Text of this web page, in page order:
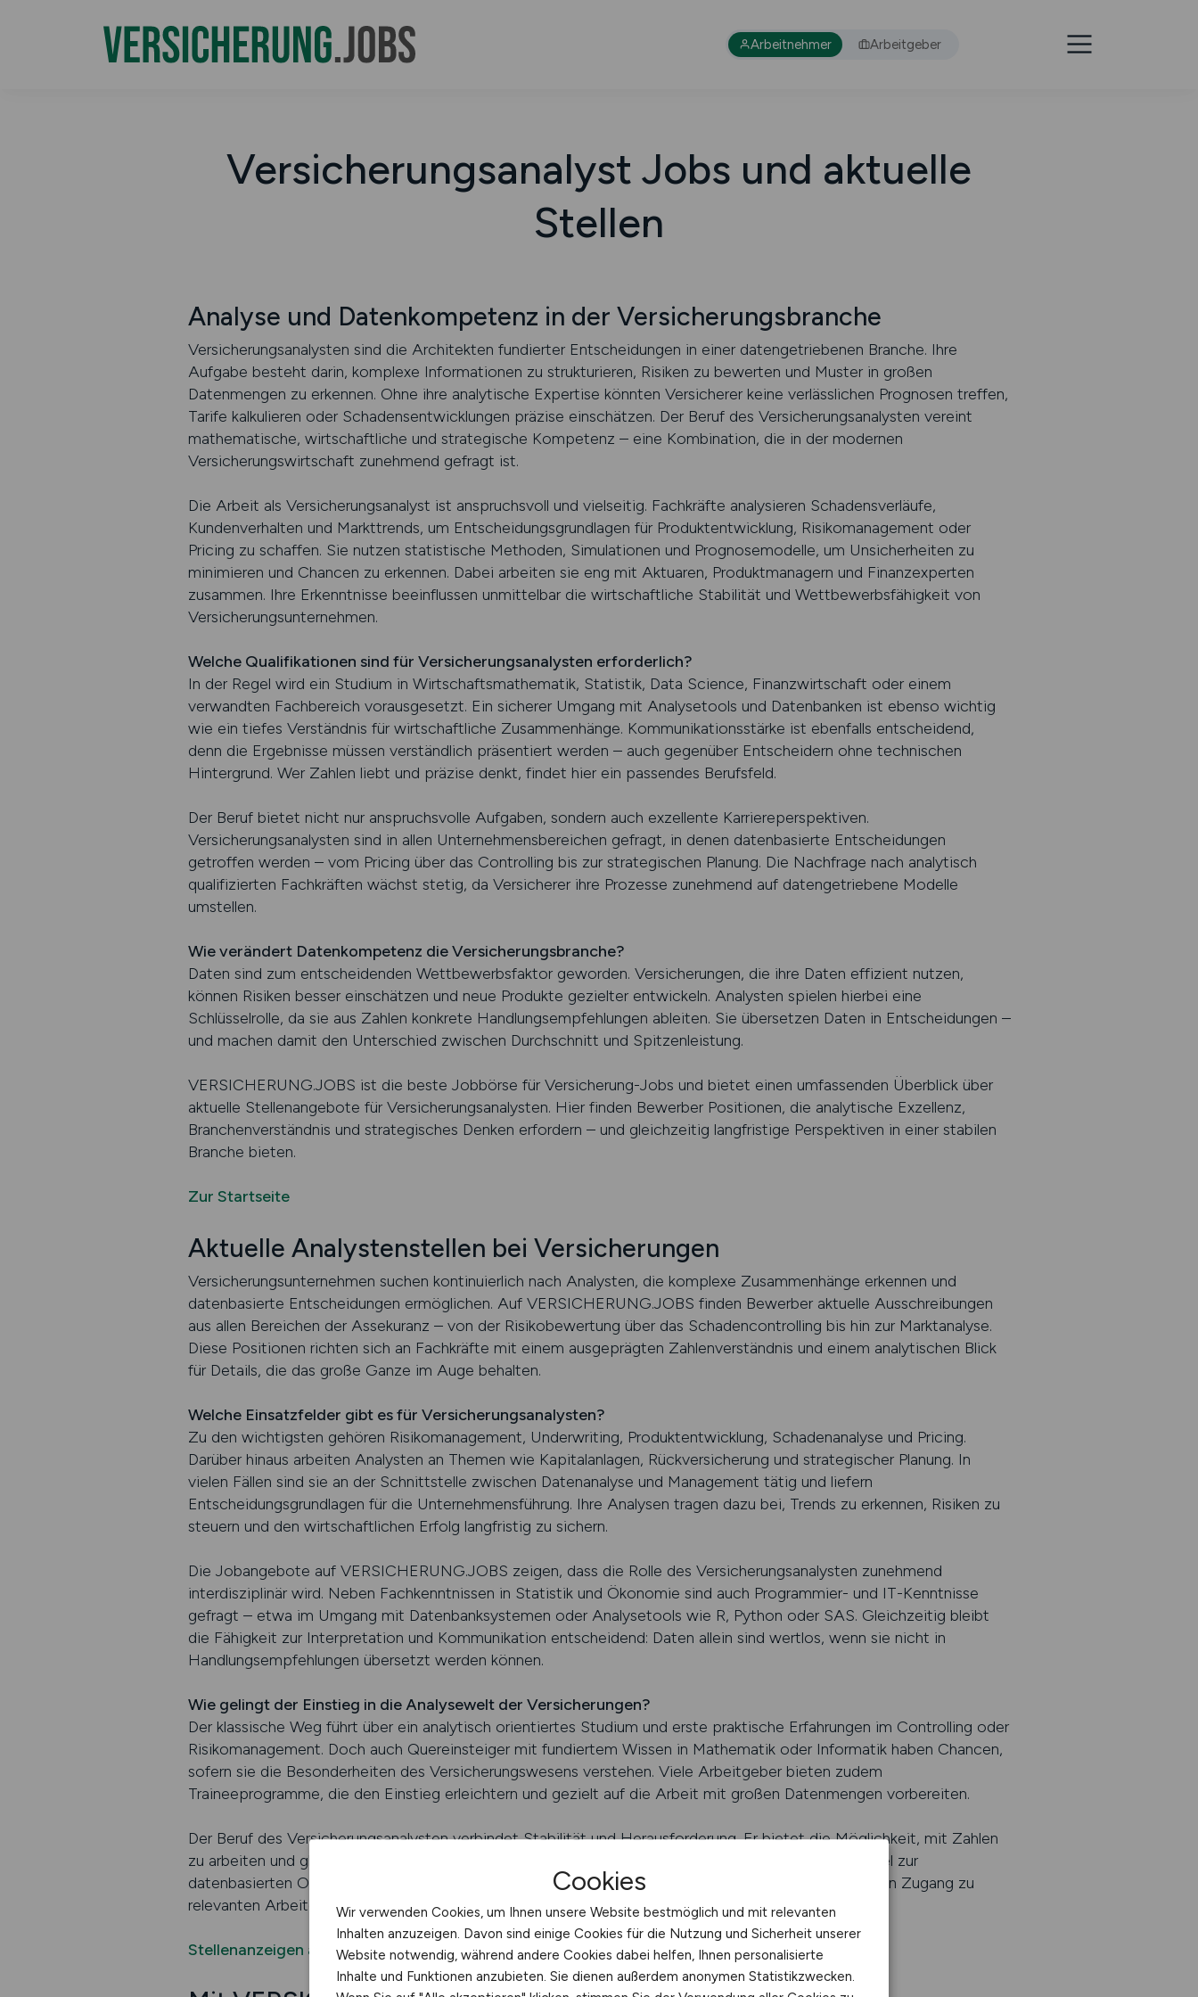
Arbeitnehmer Arbeitgeber
Versicherungsanalyst Jobs und aktuelle
Stellen
Analyse und Datenkompetenz in der Versicherungsbranche
Versicherungsanalysten sind die Architekten fundierter Entscheidungen in einer datengetriebenen Branche. Ihre
Aufgabe besteht darin, komplexe Informationen zu strukturieren, Risiken zu bewerten und Muster in großen
Datenmengen zu erkennen. Ohne ihre analytische Expertise könnten Versicherer keine verlässlichen Prognosen treffen,
Tarife kalkulieren oder Schadensentwicklungen präzise einschätzen. Der Beruf des Versicherungsanalysten vereint
mathematische, wirtschaftliche und strategische Kompetenz – eine Kombination, die in der modernen
Versicherungswirtschaft zunehmend gefragt ist.
Die Arbeit als Versicherungsanalyst ist anspruchsvoll und vielseitig. Fachkräfte analysieren Schadensverläufe,
Kundenverhalten und Markttrends, um Entscheidungsgrundlagen für Produktentwicklung, Risikomanagement oder
Pricing zu schaffen. Sie nutzen statistische Methoden, Simulationen und Prognosemodelle, um Unsicherheiten zu
minimieren und Chancen zu erkennen. Dabei arbeiten sie eng mit Aktuaren, Produktmanagern und Finanzexperten
zusammen. Ihre Erkenntnisse beeinflussen unmittelbar die wirtschaftliche Stabilität und Wettbewerbsfähigkeit von
Versicherungsunternehmen.
Welche Qualifikationen sind für Versicherungsanalysten erforderlich?
In der Regel wird ein Studium in Wirtschaftsmathematik, Statistik, Data Science, Finanzwirtschaft oder einem
verwandten Fachbereich vorausgesetzt. Ein sicherer Umgang mit Analysetools und Datenbanken ist ebenso wichtig
wie ein tiefes Verständnis für wirtschaftliche Zusammenhänge. Kommunikationsstärke ist ebenfalls entscheidend,
denn die Ergebnisse müssen verständlich präsentiert werden – auch gegenüber Entscheidern ohne technischen
Hintergrund. Wer Zahlen liebt und präzise denkt, findet hier ein passendes Berufsfeld.
Der Beruf bietet nicht nur anspruchsvolle Aufgaben, sondern auch exzellente Karriereperspektiven.
Versicherungsanalysten sind in allen Unternehmensbereichen gefragt, in denen datenbasierte Entscheidungen
getroffen werden – vom Pricing über das Controlling bis zur strategischen Planung. Die Nachfrage nach analytisch
qualifizierten Fachkräften wächst stetig, da Versicherer ihre Prozesse zunehmend auf datengetriebene Modelle
umstellen.
Wie verändert Datenkompetenz die Versicherungsbranche?
Daten sind zum entscheidenden Wettbewerbsfaktor geworden. Versicherungen, die ihre Daten effizient nutzen,
können Risiken besser einschätzen und neue Produkte gezielter entwickeln. Analysten spielen hierbei eine
Schlüsselrolle, da sie aus Zahlen konkrete Handlungsempfehlungen ableiten. Sie übersetzen Daten in Entscheidungen –
und machen damit den Unterschied zwischen Durchschnitt und Spitzenleistung.
VERSICHERUNG.JOBS ist die beste Jobbörse für Versicherung-Jobs und bietet einen umfassenden Überblick über
aktuelle Stellenangebote für Versicherungsanalysten. Hier finden Bewerber Positionen, die analytische Exzellenz,
Branchenverständnis und strategisches Denken erfordern – und gleichzeitig langfristige Perspektiven in einer stabilen
Branche bieten.
Zur Startseite
Aktuelle Analystenstellen bei Versicherungen
Versicherungsunternehmen suchen kontinuierlich nach Analysten, die komplexe Zusammenhänge erkennen und
datenbasierte Entscheidungen ermöglichen. Auf VERSICHERUNG.JOBS finden Bewerber aktuelle Ausschreibungen
aus allen Bereichen der Assekuranz – von der Risikobewertung über das Schadencontrolling bis hin zur Marktanalyse.
Diese Positionen richten sich an Fachkräfte mit einem ausgeprägten Zahlenverständnis und einem analytischen Blick
für Details, die das große Ganze im Auge behalten.
Welche Einsatzfelder gibt es für Versicherungsanalysten?
Zu den wichtigsten gehören Risikomanagement, Underwriting, Produktentwicklung, Schadenanalyse und Pricing.
Darüber hinaus arbeiten Analysten an Themen wie Kapitalanlagen, Rückversicherung und strategischer Planung. In
vielen Fällen sind sie an der Schnittstelle zwischen Datenanalyse und Management tätig und liefern
Entscheidungsgrundlagen für die Unternehmensführung. Ihre Analysen tragen dazu bei, Trends zu erkennen, Risiken zu
steuern und den wirtschaftlichen Erfolg langfristig zu sichern.
Die Jobangebote auf VERSICHERUNG.JOBS zeigen, dass die Rolle des Versicherungsanalysten zunehmend
interdisziplinär wird. Neben Fachkenntnissen in Statistik und Ökonomie sind auch Programmier- und IT-Kenntnisse
gefragt – etwa im Umgang mit Datenbanksystemen oder Analysetools wie R, Python oder SAS. Gleichzeitig bleibt
die Fähigkeit zur Interpretation und Kommunikation entscheidend: Daten allein sind wertlos, wenn sie nicht in
Handlungsempfehlungen übersetzt werden können.
Wie gelingt der Einstieg in die Analysewelt der Versicherungen?
Der klassische Weg führt über ein analytisch orientiertes Studium und erste praktische Erfahrungen im Controlling oder
Risikomanagement. Doch auch Quereinsteiger mit fundiertem Wissen in Mathematik oder Informatik haben Chancen,
sofern sie die Besonderheiten des Versicherungswesens verstehen. Viele Arbeitgeber bieten zudem
Traineeprogramme, die den Einstieg erleichtern und gezielt auf die Arbeit mit großen Datenmengen vorbereiten.
Der Beruf des Versicherungsanalysten verbindet Stabilität und Herausforderung. Er bietet die Möglichkeit, mit Zahlen
zu arbeiten und gleichzeitig strategische Entscheidungen zu beeinflussen. Fachkräfte, die den Wandel zur
datenbasierten Organisation aktiv mitgestalten wollen, finden auf VERSICHERUNG.JOBS den idealen Zugang zu
relevanten Arbeitgebern der Branche.
Stellenanzeigen auf VERSICHERUNG.JOBS finden
Cookies
Wir verwenden Cookies, um Ihnen unsere Website bestmöglich und mit relevanten
Inhalten anzuzeigen. Davon sind einige Cookies für die Nutzung und Sicherheit unserer
Website notwendig, während andere Cookies dabei helfen, Ihnen personalisierte
Inhalte und Funktionen anzubieten. Sie dienen außerdem anonymen Statistikzwecken.